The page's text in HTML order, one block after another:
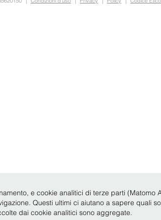
e cookie analitici di terze parti (Matomo
Questi ultimi ci aiutano a sapere quali
dai cookie analitici sono aggregate.